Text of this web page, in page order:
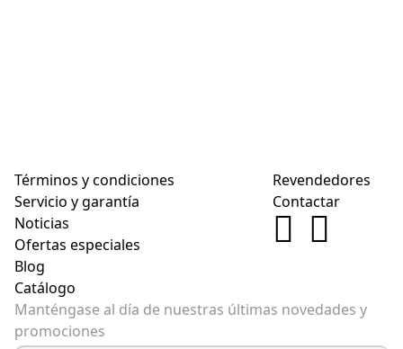
Términos y condiciones
Servicio y garantía
Noticias
Ofertas especiales
Blog
Catálogo
Revendedores
Contactar
Manténgase al día de nuestras últimas novedades y
promociones